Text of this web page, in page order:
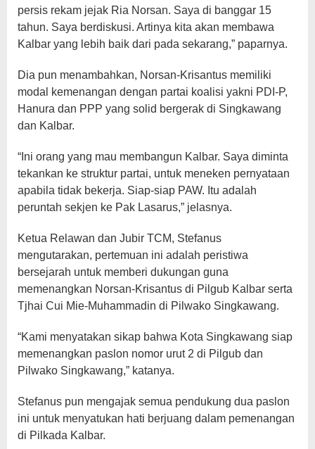
persis rekam jejak Ria Norsan. Saya di banggar 15
tahun. Saya berdiskusi. Artinya kita akan membawa
Kalbar yang lebih baik dari pada sekarang,” paparnya.
Dia pun menambahkan, Norsan-Krisantus memiliki
modal kemenangan dengan partai koalisi yakni PDI-P,
Hanura dan PPP yang solid bergerak di Singkawang
dan Kalbar.
“Ini orang yang mau membangun Kalbar. Saya diminta
tekankan ke struktur partai, untuk meneken pernyataan
apabila tidak bekerja. Siap-siap PAW. Itu adalah
peruntah sekjen ke Pak Lasarus,” jelasnya.
Ketua Relawan dan Jubir TCM, Stefanus
mengutarakan, pertemuan ini adalah peristiwa
bersejarah untuk memberi dukungan guna
memenangkan Norsan-Krisantus di Pilgub Kalbar serta
Tjhai Cui Mie-Muhammadin di Pilwako Singkawang.
“Kami menyatakan sikap bahwa Kota Singkawang siap
memenangkan paslon nomor urut 2 di Pilgub dan
Pilwako Singkawang,” katanya.
Stefanus pun mengajak semua pendukung dua paslon
ini untuk menyatukan hati berjuang dalam pemenangan
di Pilkada Kalbar.